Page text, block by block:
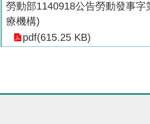
勞動部1140918公告勞動發事
療機構)
pdf(615.25 KB)